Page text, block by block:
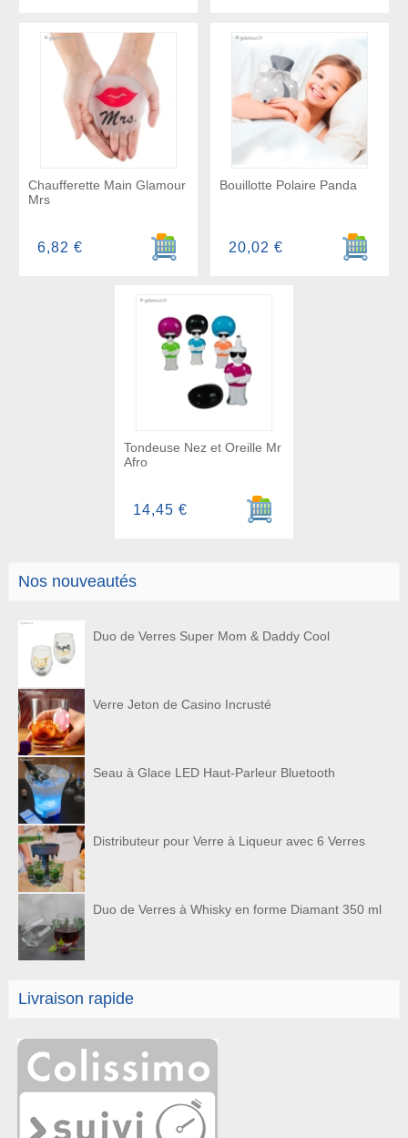
Nos nouveautés
Duo de Verres Super Mom & Daddy Cool
Verre Jeton de Casino Incrusté
Seau à Glace LED Haut-Parleur Bluetooth
Distributeur pour Verre à Liqueur avec 6 Verres
Duo de Verres à Whisky en forme Diamant 350 ml
Livraison rapide
Chaufferette Main Glamour
Mrs
Ajouter au panier
6,82 €
Bouillotte Polaire Panda
Ajouter
20,02 €
Tondeuse Nez et Oreille Mr
Afro
Ajouter au panier
14,45 €